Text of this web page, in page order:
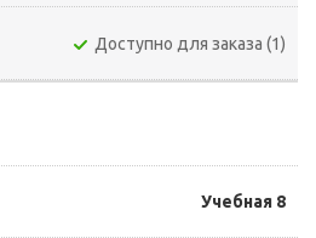
Доступно для заказа (1)
Учебная 8